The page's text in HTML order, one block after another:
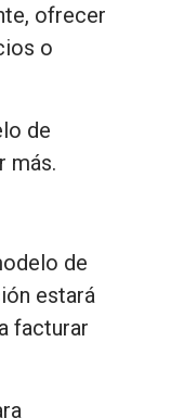
ofrecer
o
de
más.
de
estará
facturar